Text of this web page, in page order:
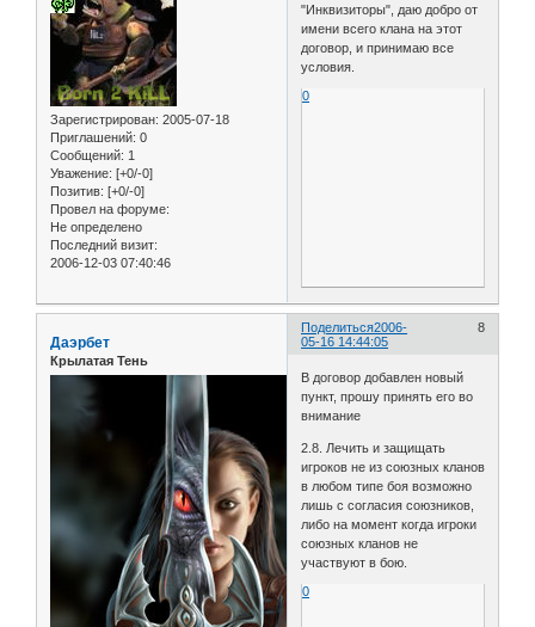
Зарегистрирован: 2005-07-18
Приглашений: 0
Сообщений: 1
Уважение: [+0/-0]
Позитив: [+0/-0]
Провел на форуме:
Не определено
Последний визит:
2006-12-03 07:40:46
"Инквизиторы", даю добро от
имени всего клана на этот
договор, и принимаю все
условия.
0
Поделиться 8
2006-
05-16 14:44:05
Даэрбет
Крылатая Тень
В договор добавлен новый
пункт, прошу принять его во
внимание
2.8. Лечить и защищать
игроков не из союзных кланов
в любом типе боя возможно
лишь с согласия союзников,
либо на момент когда игроки
союзных кланов не
участвуют в бою.
0